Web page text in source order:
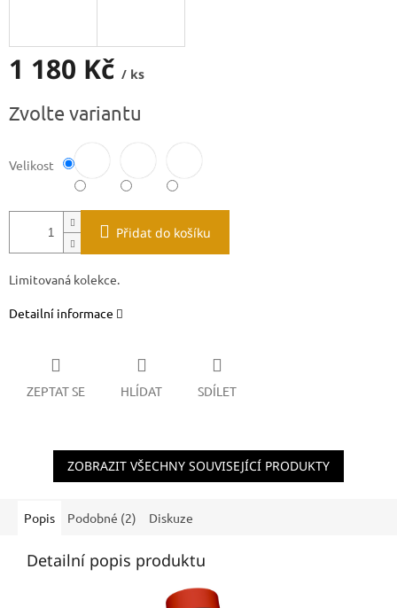
1 180 Kč / ks
cena:
Zvolte variantu
Velikost
Přidat do košíku
Limitovaná kolekce.
Detailní informace
ZEPTAT SE HLÍDAT SDÍLET
ZOBRAZIT VŠECHNY SOUVISEJÍCÍ PRODUKTY
Popis Podobné (2) Diskuze
Detailní popis produktu